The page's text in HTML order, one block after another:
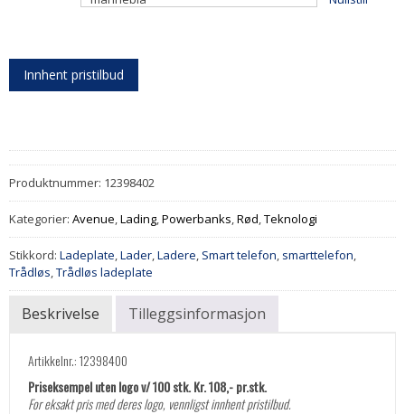
Innhent pristilbud
Produktnummer: 12398402
Kategorier: Avenue,Lading,Powerbanks,Rød,Teknologi
Stikkord: Ladeplate,Lader,Ladere, Smart telefon, smarttelefon,
Trådløs,Trådløs ladeplate
Beskrivelse Tilleggsinformasjon
Artikkelnr.: 12398400
Priseksempel uten logo v/ 100 stk. Kr. 108,- pr.stk.
For eksakt pris med deres logo, vennligst innhent pristilbud.